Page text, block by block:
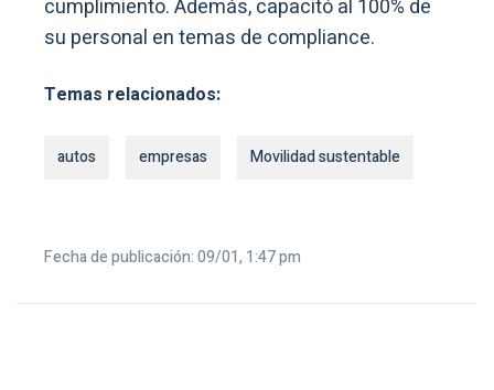
cumplimiento. Además, capacitó al 100% de
su personal en temas de compliance.
Temas relacionados:
autos empresas Movilidad sustentable
Fecha de publicación: 09/01, 1:47 pm